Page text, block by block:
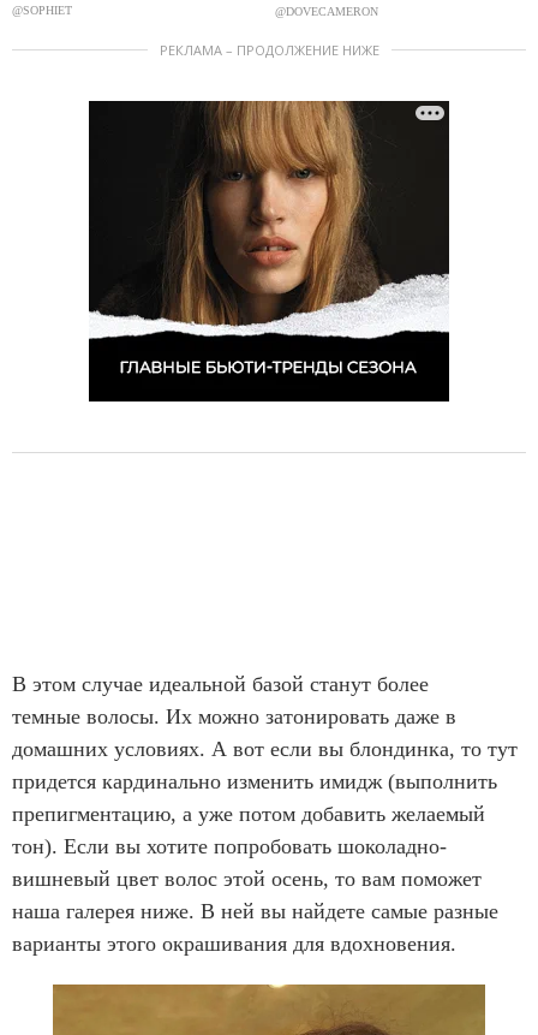
@SOPHIET @DOVECAMERON
РЕКЛАМА – ПРОДОЛЖЕНИЕ НИЖЕ
В этом случае идеальной базой станут более
темные волосы. Их можно затонировать даже в
домашних условиях. А вот если вы блондинка, то тут
придется кардинально изменить имидж (выполнить
препигментацию, а уже потом добавить желаемый
тон). Если вы хотите попробовать шоколадно-
вишневый цвет волос этой осень, то вам поможет
наша галерея ниже. В ней вы найдете самые разные
варианты этого окрашивания для вдохновения.